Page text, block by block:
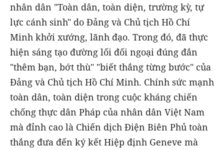
nhân dân "Toàn dân, toàn diện, trường kỳ, tự
lực cánh sinh" do Đảng và Chủ tịch Hồ Chí
Minh khởi xướng, lãnh đạo. Trong đó, đã thực
hiện sáng tạo đường lối đối ngoại đúng đắn
"thêm bạn, bớt thù" "biết thắng từng bước" của
Đảng và Chủ tịch Hồ Chí Minh. Chính sức mạnh
toàn dân, toàn diện trong cuộc kháng chiến
chống thực dân Pháp của nhân dân Việt Nam
mà đỉnh cao là Chiến dịch Điện Biên Phủ toàn
thắng đưa đến ký kết Hiệp định Geneve mà